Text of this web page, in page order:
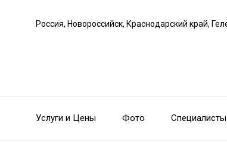
Россия, Новороссийск, Краснодарский край,
Услуги и Цены Фото Специалисты